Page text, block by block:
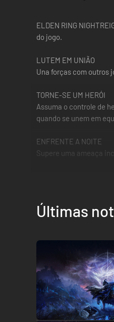
ELDEN RING
do jogo.
LUTEM EM UNIÃO
Una forças com outros
TORNE-SE UM HERÓI
Assuma o controle de
quando se unem em
ENFRENTE A NOITE
Supere uma ameaça
*Também há um
Últimas